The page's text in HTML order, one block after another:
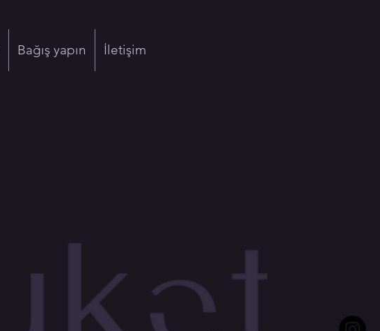
Bağış yapın İletişim